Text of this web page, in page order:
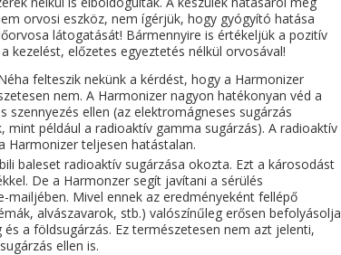
orvosi eszköz, nem ígérjük, hogy gyógyító hatása
látogatását! Bármennyire is értékeljük a pozitív
kezelést, előzetes egyeztetés nélkül orvosával!
felteszik nekünk a kérdést, hogy a Harmonizer
nem. A Harmonizer nagyon hatékonyan véd a
ellen (az elektromágneses sugárzás
például a radioaktív gamma sugárzás). A radioaktív
Harmonizer teljesen hatástalan.
baleset radioaktív sugárzása okozta. Ezt a károsodást
De a Harmonzer segít javítani a sérülés
Mivel ennek az eredményeként fellépő
alvászavarok, stb.) valószínűleg erősen befolyásolja
a földsugárzás. Ez természetesen nem azt jelenti,
ellen is.